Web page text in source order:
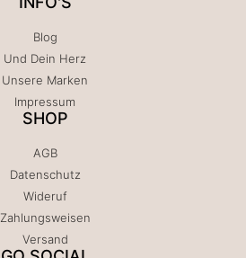
Blog
Und Dein Herz
Unsere Marken
Impressum
SHOP
AGB
Datenschutz
Wideruf
Zahlungsweisen
Versand